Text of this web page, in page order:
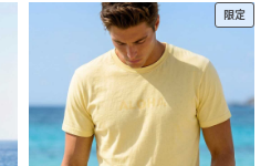
限定